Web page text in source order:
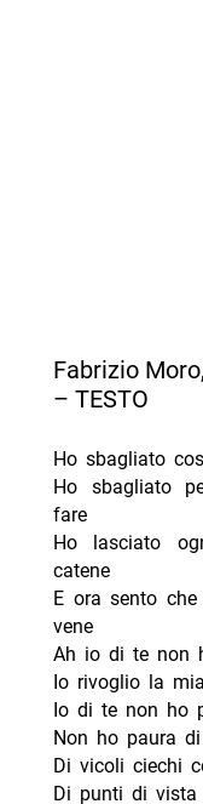
Fabrizio
– TESTO
Ho sbagliato
Ho sbagliato
fare
Ho lasciato
catene
E ora sento
vene
Ah io di te non
Io rivoglio la
Io di te non ho
Non ho paura
Di vicoli ciechi
Di punti di vista